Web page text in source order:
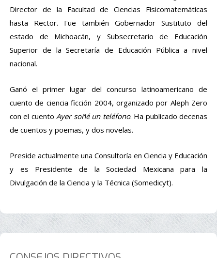
Director de la Facultad de Ciencias Fisicomatemáticas
hasta Rector. Fue también Gobernador Sustituto del
estado de Michoacán, y Subsecretario de Educación
Superior de la Secretaría de Educación Pública a nivel
nacional.
Ganó el primer lugar del concurso latinoamericano de
cuento de ciencia ficción 2004, organizado por Aleph Zero
con el cuentoAyer soñé un teléfono. Ha publicado decenas
de cuentos y poemas, y dos novelas.
Preside actualmente una Consultoría en Ciencia y Educación
y es Presidente de la Sociedad Mexicana para la
Divulgación de la Ciencia y la Técnica (Somedicyt).